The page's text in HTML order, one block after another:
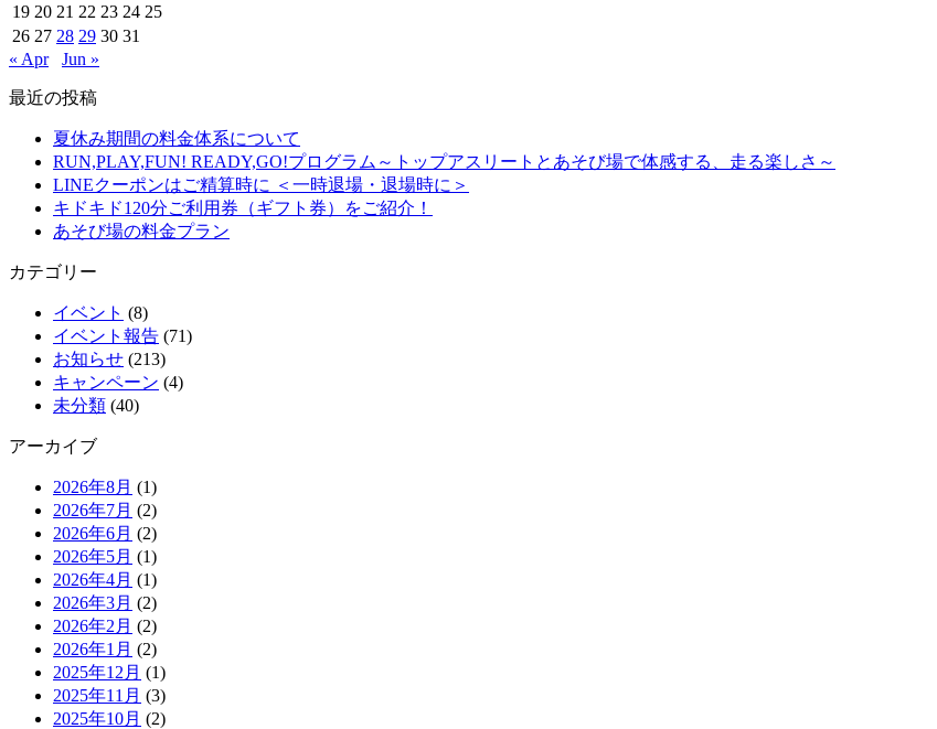
19 20 21 22 23 24 25
26 27 28 29 30 31
« Apr
Jun »
最近の投稿
夏休み期間の料金体系について
RUN,PLAY,FUN! READY,GO!プログラム～トップアスリートとあそび場で体感する、走る楽しさ～
LINEクーポンはご精算時に ＜一時退場・退場時に＞
キドキド120分ご利用券（ギフト券）をご紹介！
あそび場の料金プラン
カテゴリー
イベント (8)
イベント報告 (71)
お知らせ (213)
キャンペーン (4)
未分類 (40)
アーカイブ
2026年8月 (1)
2026年7月 (2)
2026年6月 (2)
2026年5月 (1)
2026年4月 (1)
2026年3月 (2)
2026年2月 (2)
2026年1月 (2)
2025年12月 (1)
2025年11月 (3)
2025年10月 (2)